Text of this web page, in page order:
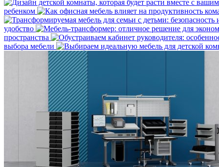
ребенком
удобство
пространства
выбора мебели